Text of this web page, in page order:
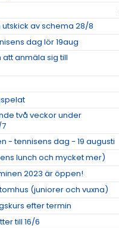
av schema 28/8
dag lör 19aug
anmäla sig till
två veckor under
- tennisens dag - 19 augusti
lunch och mycket mer)
2023 är öppen!
(juniorer och vuxna)
efter termin
till 16/6